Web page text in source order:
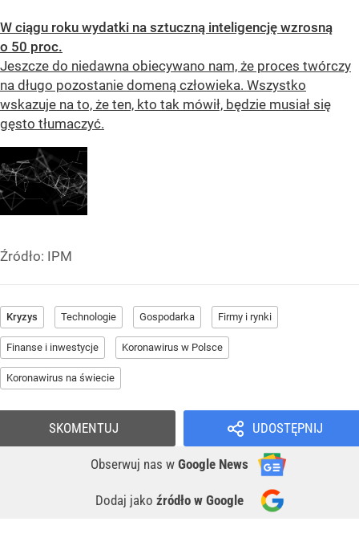
W ciągu roku wydatki na sztuczną inteligencję wzrosną
o 50 proc.
Jeszcze do niedawna obiecywano nam, że proces twórczy
na długo pozostanie domeną człowieka. Wszystko
wskazuje na to, że ten, kto tak mówił, będzie musiał się
gęsto tłumaczyć.
Źródło: IPM
Kryzys Technologie Gospodarka Firmy i rynki
Finanse i inwestycje Koronawirus w Polsce
Koronawirus na świecie
UDOSTĘPNIJ
Obserwuj nas w Google News
Dodaj jako źródło w Google
SKOMENTUJ